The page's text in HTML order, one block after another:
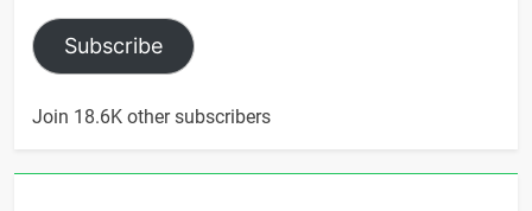
Subscribe
Join 18.6K other subscribers